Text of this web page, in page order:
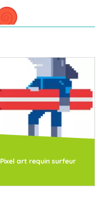
Pixel art requin surfeur